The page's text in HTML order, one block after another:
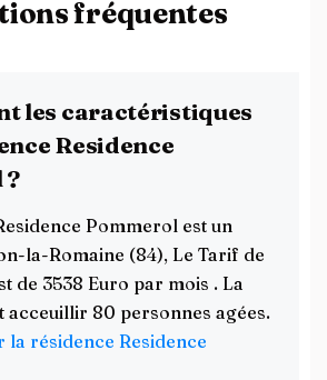
fréquentes
les caractéristiques
Residence
?
Pommerol est un
la-Romaine (84), Le Tarif de
de 3538 Euro par mois . La
acceuillir 80 personnes agées.
la résidence Residence